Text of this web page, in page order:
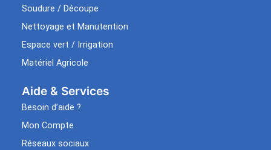
Soudure / Découpe
Nettoyage et Manutention
Espace vert / Irrigation
Matériel Agricole
Aide & Services​
Besoin d’aide ?
Mon Compte
Réseaux sociaux